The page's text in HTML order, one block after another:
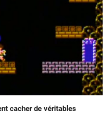
cacher de véritables